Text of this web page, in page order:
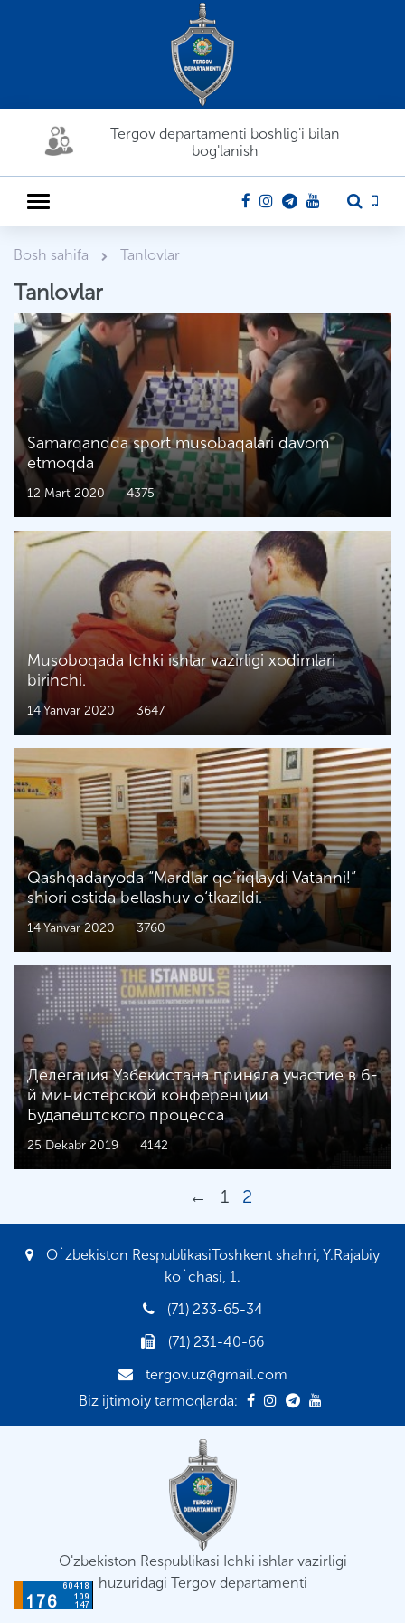
Tergov departamenti boshlig'i bilan
bog'lanish
Bosh sahifa Tanlovlar
Tanlovlar
Samarqandda sport musobaqalari davom
etmoqda
12 Mart 2020 4375
Musoboqada Ichki ishlar vazirligi xodimlari
birinchi.
14 Yanvar 2020 3647
Qashqadaryoda “Mardlar qo‘riqlaydi Vatanni!”
shiori ostida bellashuv o‘tkazildi.
14 Yanvar 2020 3760
Делегация Узбекистана приняла участие в 6-
й министерской конференции
Будапештского процесса
25 Dekabr 2019 4142
← 1 2
O`zbekiston RespublikasiToshkent shahri, Y.Rajabiy
ko`chasi, 1.
(71) 233-65-34
(71) 231-40-66
tergov.uz@gmail.com
Biz ijtimoiy tarmoqlarda:
O'zbekiston Respublikasi Ichki ishlar vazirligi
huzuridagi Tergov departamenti